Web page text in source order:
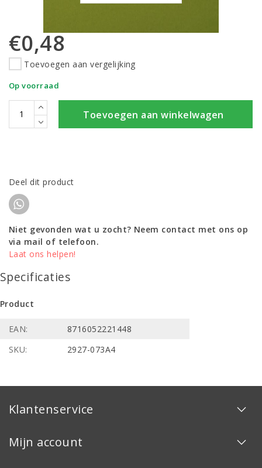
€0,48
Toevoegen aan vergelijking
Op voorraad
Toevoegen aan winkelwagen
Deel dit product
Niet gevonden wat u zocht? Neem contact met ons op
via mail of telefoon.
Laat ons helpen!
Specificaties
Product
EAN:
8716052221448
SKU:
2927-073A4
Klantenservice
Mijn account